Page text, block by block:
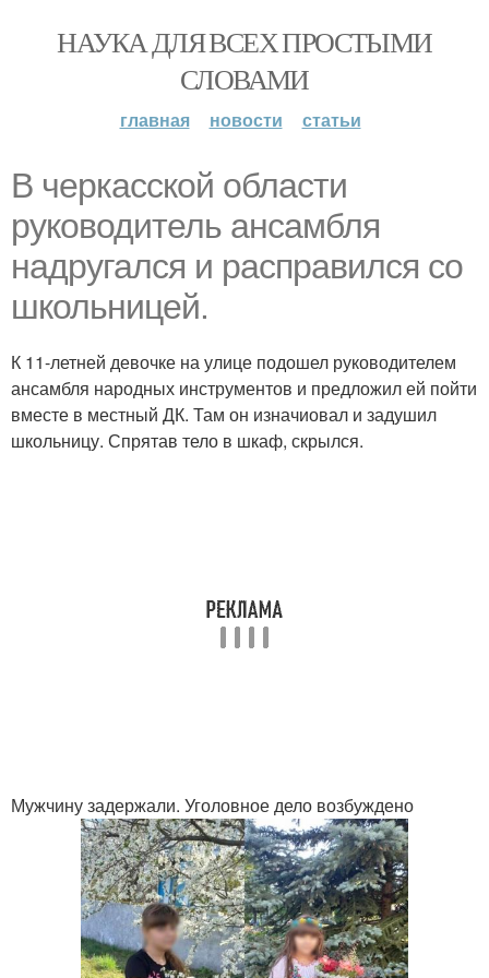
НАУКА ДЛЯ ВСЕХ ПРОСТЫМИ
СЛОВАМИ
главная новости статьи
В черкасской области
руководитель ансамбля
надругался и расправился со
школьницей.
К 11-летней девочке на улице подошел руководителем
ансамбля народных инструментов и предложил ей пойти
вместе в местный ДК. Там он изначиовал и задушил
школьницу. Спрятав тело в шкаф, скрылся.
Мужчину задержали. Уголовное дело возбуждено